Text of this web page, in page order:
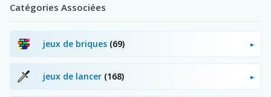
Catégories Associées
jeux de briques (69)
jeux de lancer (168)